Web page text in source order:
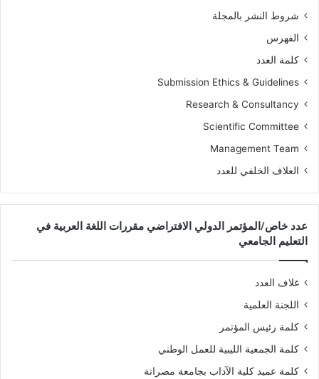
شروط النشر بالمجلة
الفهرس
كلمة العدد
Submission Ethics & Guidelines
Research & Consultancy
Scientific Committee
Management Team
الغلاف الخلفي للعدد
عدد خاص/المؤتمر الدولي الافتراضي مقررات اللغة العربية في
التعليم الجامعي
غلاف العدد
اللجنة العلمية
كلمة رئيس المؤتمر
كلمة الجمعية الليبية للعمل الوطني
كلمة عميد كلية الآداب بجامعة مصراتة